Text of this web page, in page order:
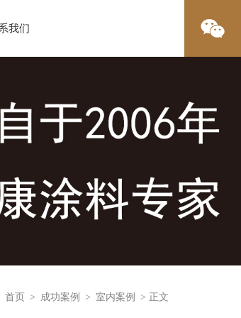
我们
首页 > 成功案例 > 室内案例 > 正文